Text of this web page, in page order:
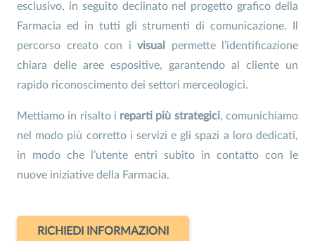
esclusivo, in seguito declinato nel progetto grafico della
Farmacia ed in tutti gli strumenti di comunicazione. Il
percorso creato con i visual
permette l’identificazione
chiara delle aree espositive, garantendo al cliente un
rapido riconoscimento dei settori merceologici.
Mettiamo in risalto i reparti più strategici, comunichiamo
nel modo più corretto i servizi e gli spazi a loro dedicati,
in modo che l’utente entri subito in contatto con le
nuove iniziative della Farmacia.
RICHIEDI INFORMAZIONI